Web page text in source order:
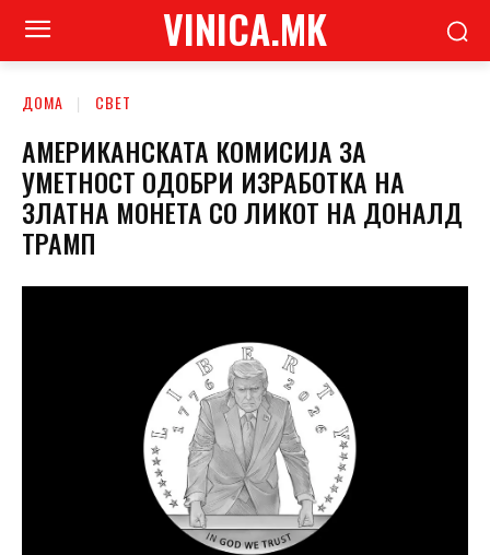
VINICA.MK
ДОМА СВЕТ
АМЕРИКАНСКАТА КОМИСИЈА ЗА
УМЕТНОСТ ОДОБРИ ИЗРАБОТКА НА
ЗЛАТНА МОНЕТА СО ЛИКОТ НА ДОНАЛД
ТРАМП